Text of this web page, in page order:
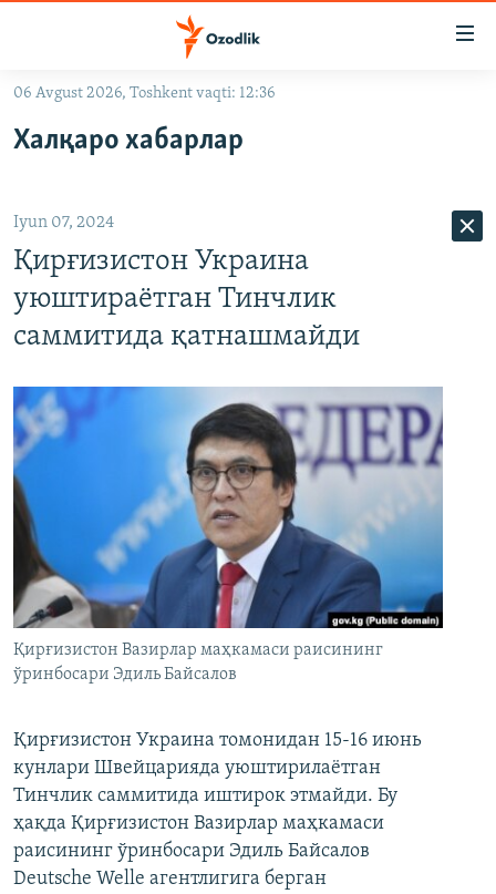
Асосий
навигацияга
Қидиришга
ўтинг
OZODVIDEO
На русском
ИЖТИМОИЙ ТАРМОҚЛАР
Озодлик бошқа тилларда
06 Avgust 2026, Toshkent vaqti: 12:36
Халқаро хабарлар
Iyun 07, 2024
Қирғизистон Украина
уюштираётган Тинчлик
саммитида қатнашмайди
Қирғизистон Вазирлар маҳкамаси раисининг
ўринбосари Эдиль Байсалов
Қирғизистон Украина томонидан 15-16 июнь
кунлари Швейцарияда уюштирилаётган
Тинчлик саммитида иштирок этмайди. Бу
ҳақда Қирғизистон Вазирлар маҳкамаси
раисининг ўринбосари Эдиль Байсалов
Deutsche Welle агентлигига берган